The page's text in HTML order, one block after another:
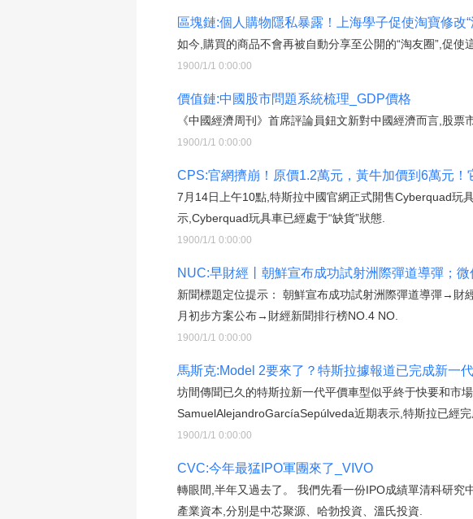
區塊鏈:個人購物隱私暴露！上海學子促使淘寶修改
如今,購買的商品不會再被自動分享至公開的“淘友圈”,促使
1900/1/1 0:00:00
價值鏈:中國股市問題系統梳理_GDP價格
《中國經濟周刊》首席評論員鈕文新對中國經濟而言,股
1900/1/1 0:00:00
CPS:官網擠崩！原價1.2萬元，黃牛加價到6萬元！
7月14日上午10點,特斯拉中國官網正式開售Cyberquad玩
示,Cyberquad玩具車已經處于“缺貨”狀態.
1900/1/1 0:00:00
NUC:早財經丨朝鮮宣布成功試射洲際彈道導彈；
新聞標題定位提示： 朝鮮宣布成功試射洲際彈道導彈→財
月初步方案公布→財經新聞排行榜NO.4 NO.
1900/1/1 0:00:00
馬斯克:Model 2要來了？特斯拉據報道已完成新一
坊間傳聞已久的特斯拉新一代平價車型似乎終于快要和市
SamuelAlejandroGarcíaSepúlveda近期表示,特斯拉已經完
1900/1/1 0:00:00
CVC:今年最猛IPO軍團來了_VIVO
轉眼間,半年又過去了。 我們先看一份IPO成績單清科研
產業資本,分別是中芯聚源、哈勃投資、溫氏投資.